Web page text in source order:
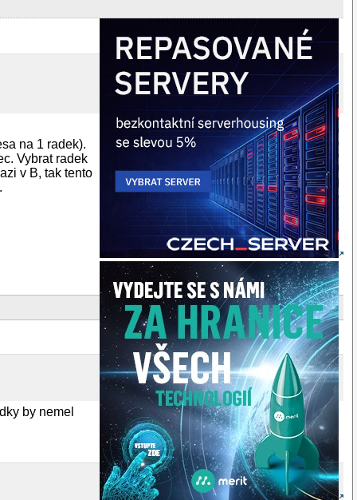
na 1 radek).
Vybrat radek
v B, tak tento
by nemel